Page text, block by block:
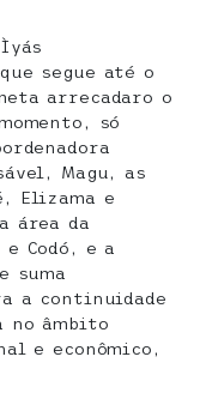
segue até o
arrecadaro o
só
Magu, as
Elizama e
área da
Codó, e a
suma
a continuidade
no âmbito
e econômico,